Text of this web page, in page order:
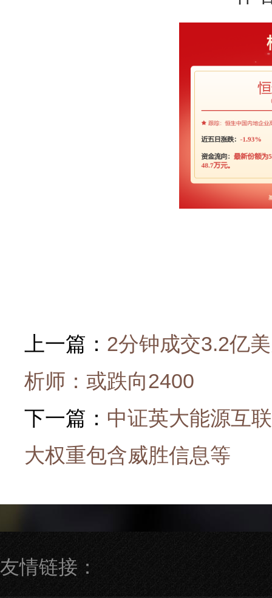
上一篇： 2分钟成交3.2亿
析师：或跌向2400
下一篇： 中证英大能源互
大权重包含威胜信息等
友情链接：